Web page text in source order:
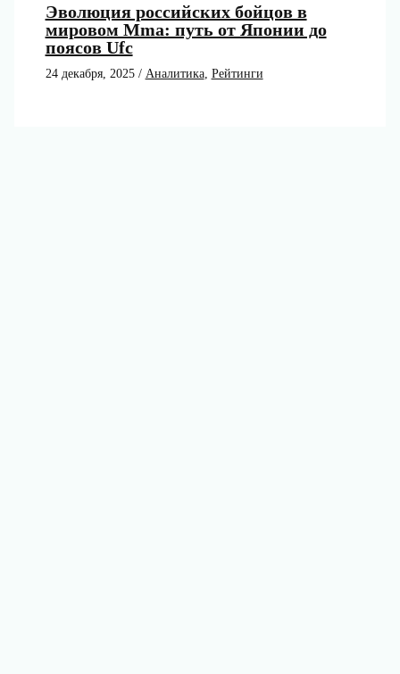
Эволюция российских бойцов в
мировом Mma: путь от Японии до
поясов Ufc
24 декабря, 2025 / Аналитика, Рейтинги